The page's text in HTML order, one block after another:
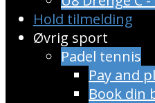
Hold tilmelding
Øvrig sport
Padel tennis
Pay and
Book din